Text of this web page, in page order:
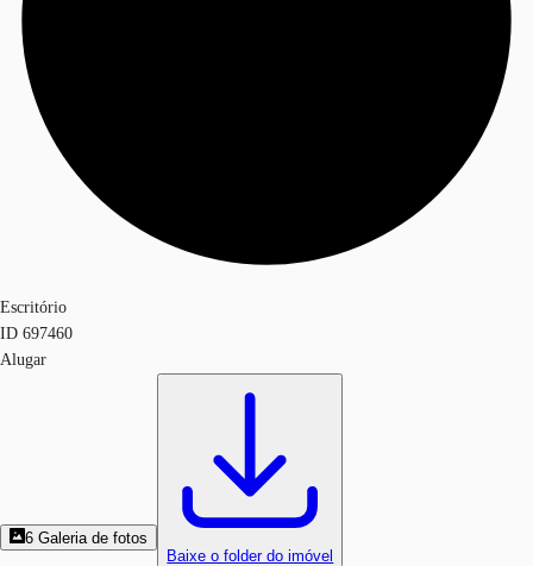
Escritório
ID 697460
Alugar
6 Galeria de fotos
Baixe o folder do imóvel